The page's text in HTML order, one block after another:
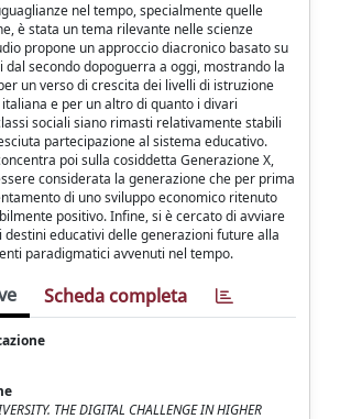
nel tempo, specialmente quelle
è stata un tema rilevante nelle scienze
propone un approccio diacronico basato su
secondo dopoguerra a oggi, mostrando la
un verso di crescita dei livelli di istruzione
e per un altro di quanto i divari
sociali siano rimasti relativamente stabili
partecipazione al sistema educativo.
poi sulla cosiddetta Generazione X,
considerata la generazione che per prima
di uno sviluppo economico ritenuto
positivo. Infine, si è cercato di avviare
destini educativi delle generazioni future alla
paradigmatici avvenuti nel tempo.
Scheda completa
THE DIGITAL CHALLENGE IN HIGHER